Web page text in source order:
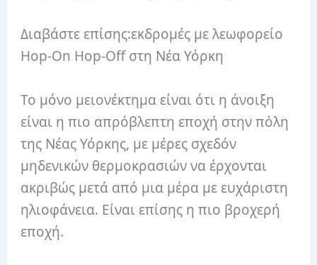
Διαβάστε επίσης:εκδρομές με λεωφορείο
Hop-On Hop-Off στη Νέα Υόρκη
Το μόνο μειονέκτημα είναι ότι η άνοιξη
είναι η πιο απρόβλεπτη εποχή στην πόλη
της Νέας Υόρκης, με μέρες σχεδόν
μηδενικών θερμοκρασιών να έρχονται
ακριβώς μετά από μια μέρα με ευχάριστη
ηλιοφάνεια. Είναι επίσης η πιο βροχερή
εποχή.